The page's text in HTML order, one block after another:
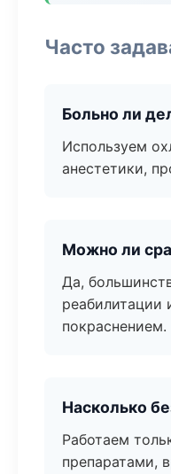
Часто
Больно ли
Используем
анестетики,
Можно ли
Да,
покраснением.
Насколько
Работаем
препаратами,